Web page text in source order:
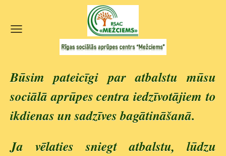
Būsim pateicīgi par atbalstu mūsu
sociālā aprūpes centra iedzīvotājiemto
ikdienas un sadzīves bagātināšanā.
Ja vēlaties sniegt atbalstu, lūdzu